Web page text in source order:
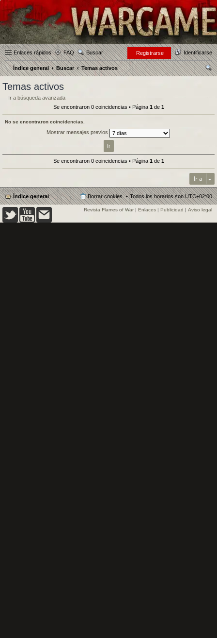
Enlaces rápidos FAQ Buscar Identificarse
Registrarse
Índice general Buscar
Temas activos
Temas activos
Ir a búsqueda avanzada
Se encontraron 0 coincidencias • Página 1de 1
No se encontraron coincidencias.
Mostrar mensajes previos
Se encontraron 0 coincidencias • Página 1de 1
Ir a
Índice general Todos los horarios sonUTC+02:00
Borrar cookies
Revista Flames of War | Enlaces | Publicidad | Aviso legal